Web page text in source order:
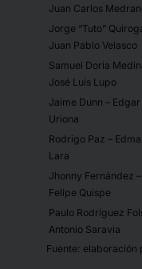
Juan Carlos
Jorge “Tuto”
Juan Pablo Velasco
Samuel Doria
José Luis Lupo
Jaime Dunn – Edgar
Uriona
Rodrigo Paz –
Lara
Jhonny Fernández –
Felipe Quispe
Paulo Rodríguez
Antonio Saravia
Fuente: elaboración